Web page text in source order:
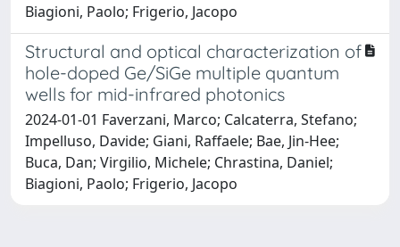
Biagioni, Paolo; Frigerio, Jacopo
Structural and optical characterization of
hole-doped Ge/SiGe multiple quantum
wells for mid-infrared photonics
2024-01-01 Faverzani, Marco; Calcaterra, Stefano;
Impelluso, Davide; Giani, Raffaele; Bae, Jin-Hee;
Buca, Dan; Virgilio, Michele; Chrastina, Daniel;
Biagioni, Paolo; Frigerio, Jacopo